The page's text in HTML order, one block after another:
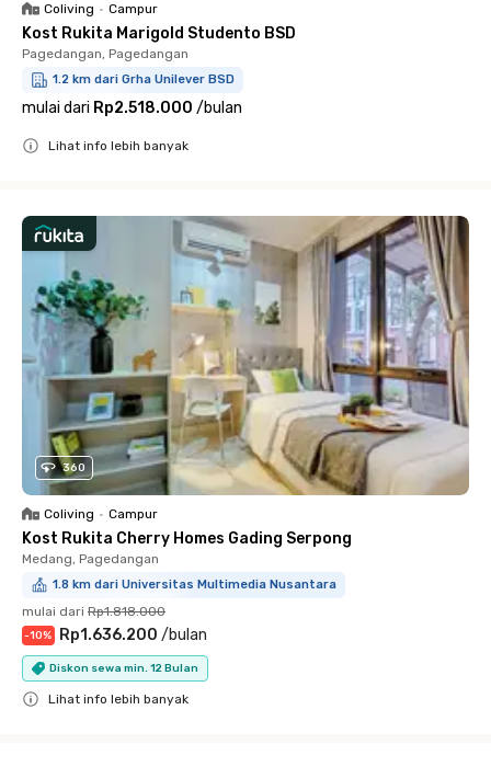
Coliving • Campur
Kost Rukita Marigold Studento BSD
Pagedangan, Pagedangan
1.2 km dari Grha Unilever BSD
mulai dari Rp2.518.000 /bulan
Lihat info lebih banyak
360
Coliving • Campur
Kost Rukita Cherry Homes Gading Serpong
Medang, Pagedangan
1.8 km dari Universitas Multimedia Nusantara
mulai dari Rp1.818.000
-10% Rp1.636.200 /bulan
Diskon sewa min. 12 Bulan
Lihat info lebih banyak